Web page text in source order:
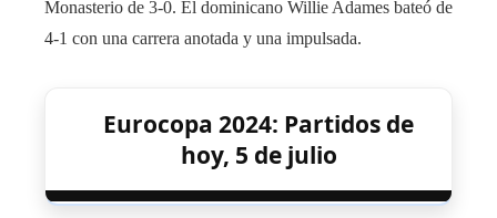
Monasterio de 3-0. El dominicano Willie Adames bateó de
4-1 con una carrera anotada y una impulsada.
Eurocopa 2024: Partidos de
hoy, 5 de julio